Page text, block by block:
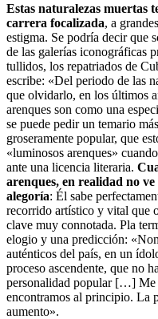
Estas naturalezas muertas
carrera focalizada, a
estigma. Se podría decir que
de las galerías iconográficas
tullidos, los repatriados de
escribe: «Del periodo de las
que olvidarlo, en los últimos
arenques son como una
se puede pedir un temario
groseramente popular, que
«luminosos arenques»
ante una licencia literaria.
arenques, en realidad no
alegoría: Él sabe
recorrido artístico y vital que
clave muy connotada. Pla
elogio y una predicción:
auténticos del país, en un
proceso ascendente, que no
personalidad popular […] Me
encontramos al principio. La
aumento».